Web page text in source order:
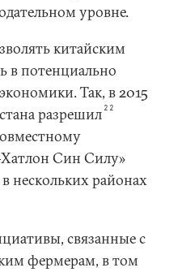
уровне.
китайским
в потенциально
Так, в 2015
разрешил 22
Син Силу»
нескольких районах
связанные с
фермерам, в том